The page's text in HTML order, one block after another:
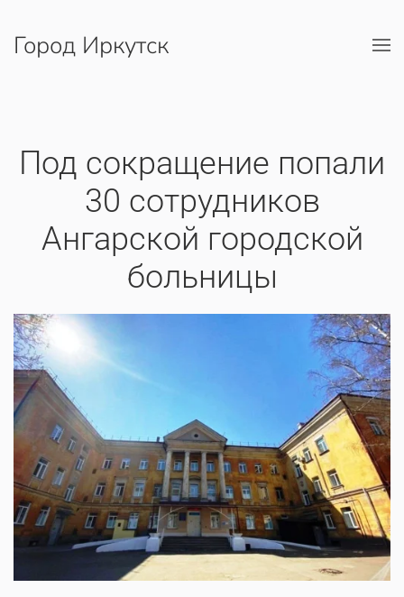
Перейти к содержимому
Город Иркутск
Под сокращение попали
30 сотрудников
Ангарской городской
больницы